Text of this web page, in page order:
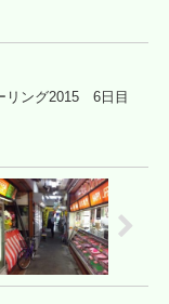
リング2015 6日目